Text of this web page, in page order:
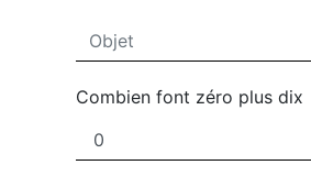
Combien font zéro plus dix